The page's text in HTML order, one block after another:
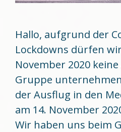
Hallo, aufgrund der
Lockdowns dürfen
November 2020
Gruppe
der Ausflug in den
am 14. November
Wir haben uns beim